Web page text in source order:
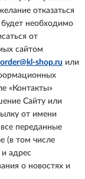
отказаться
необходимо
от
сайтом
order@kl-shop.ru или
«Контакты»
Сайту или
от имени
переданные
(в том числе
адрес
о новостях и